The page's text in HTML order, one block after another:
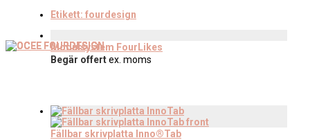
Etikett: fourdesign
Modulsystem FourLikes
Begär offertex. moms
Fällbar skrivplatta Inno®Tab